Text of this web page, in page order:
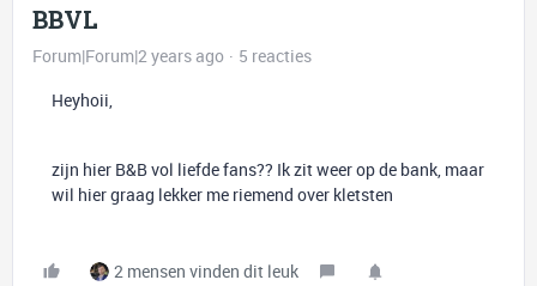
BBVL
Forum|Forum|2 years ago
5 reacties
Heyhoii,
zijn hier B&B vol liefde fans?? Ik zit weer op de bank, maar
wil hier graag lekker me riemend over kletsten
2 mensen vinden dit leuk